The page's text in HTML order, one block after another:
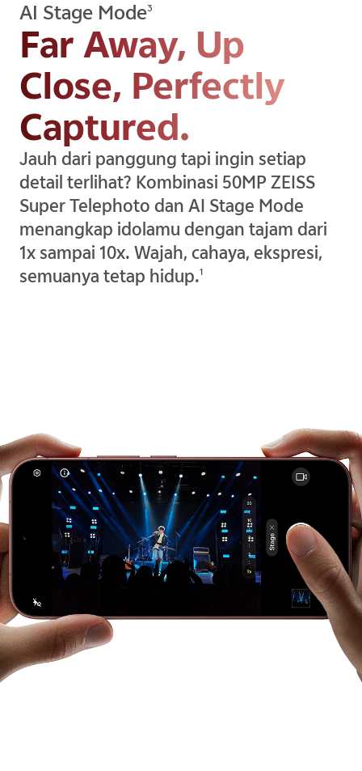
AI Stage Mode3
Far Away, Up
Close, Perfectly
Captured.
Jauh dari panggung tapi ingin setiap
detail terlihat? Kombinasi 50MP ZEISS
Super Telephoto dan AI Stage Mode
menangkap idolamu dengan tajam dari
1x sampai 10x. Wajah, cahaya, ekspresi,
semuanya tetap hidup.1